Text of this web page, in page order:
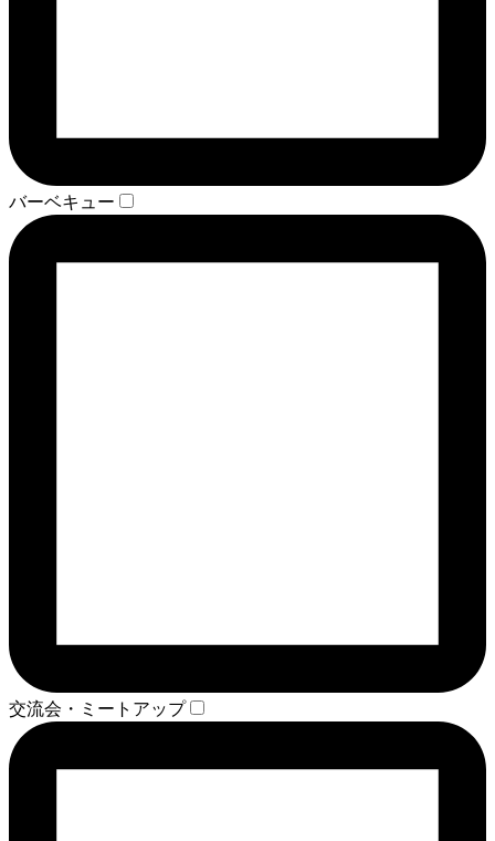
バーベキュー
交流会・ミートアップ